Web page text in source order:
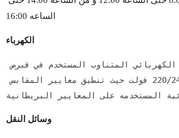
الساعه 16:00
الكهرباء
إن توتر التيار الكهربائي المتناوب المستخدم في قبرص
الشمالية هو 220/240 فولت حيث تنطبق معايير المقابس
وسائل النقل